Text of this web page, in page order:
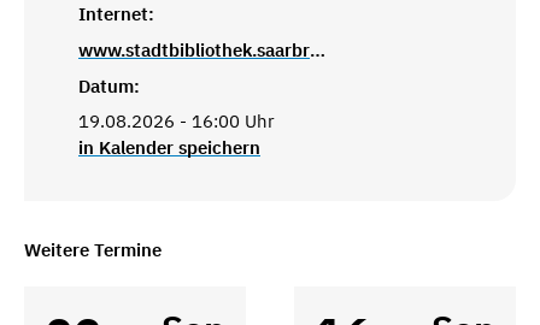
Internet:
www.stadtbibliothek.saarbruecken.de
Datum:
19.08.2026 - 16:00 Uhr
in Kalender speichern
Weitere Termine